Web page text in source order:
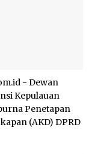
- Dewan
Kepulauan
Penetapan
(AKD) DPRD